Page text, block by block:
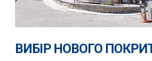
ВИБІР НОВОГО